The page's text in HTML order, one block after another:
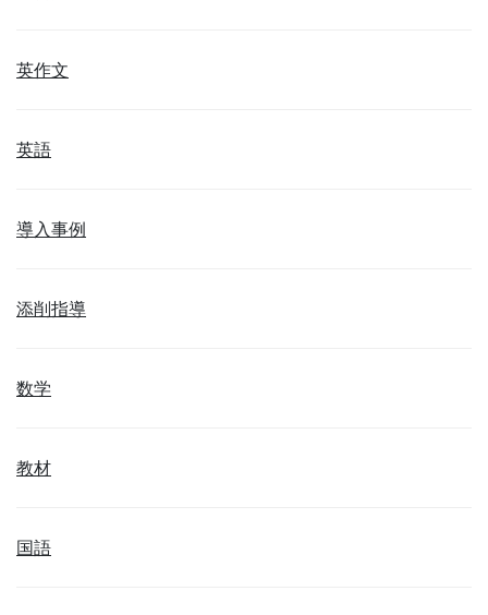
英作文
英語
導入事例
添削指導
数学
教材
国語